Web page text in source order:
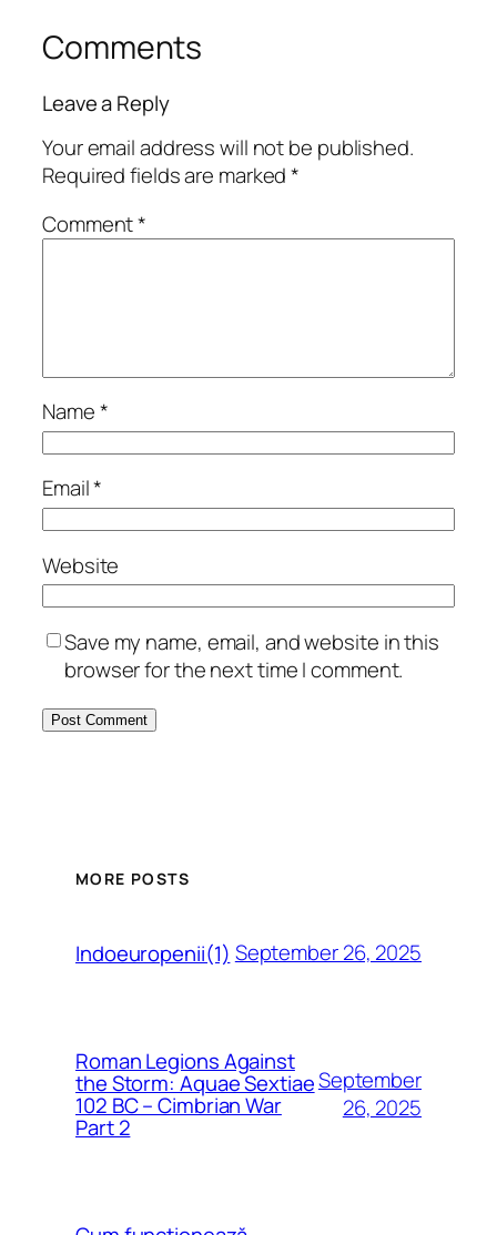
Comments
Leave a Reply
Your email address will not be published.
Required fields are marked*
Comment*
Name*
Email*
Website
Save my name, email, and website in this
browser for the next time I comment.
MORE POSTS
Indoeuropenii(1) September 26, 2025
Roman Legions Against
the Storm: Aquae Sextiae
102 BC – Cimbrian War
Part 2
September
26, 2025